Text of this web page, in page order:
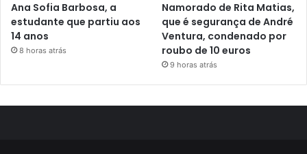
Ana Sofia Barbosa, a
estudante que partiu aos
14 anos
8 horas atrás
Namorado de Rita Matias,
que é segurança de André
Ventura, condenado por
roubo de 10 euros
9 horas atrás